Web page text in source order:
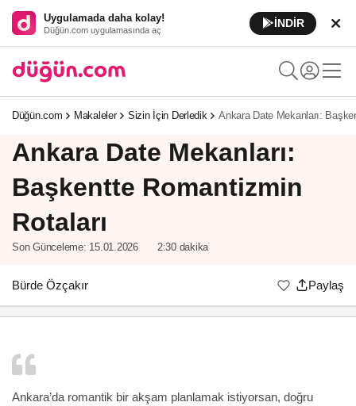
Uygulamada daha kolay!
Düğün.com uygulamasında aç
İNDİR
Düğün.com Makaleler Sizin İçin Derledik Ankara Date Mekanları:
Ankara Date Mekanları:
Başkentte Romantizmin
Rotaları
Son Günceleme: 15.01.2026 2:30 dakika
Bürde Özçakır Paylaş
Ankara’da romantik bir akşam planlamak istiyorsan, doğru